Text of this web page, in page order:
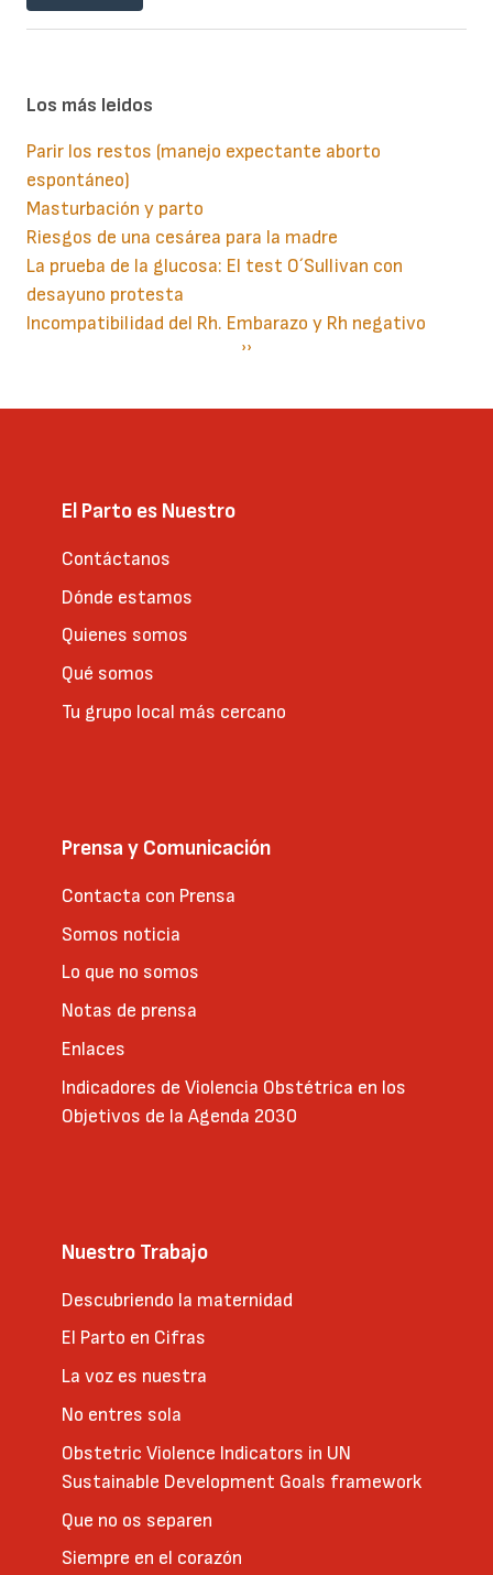
Los más leidos
Parir los restos (manejo expectante aborto
espontáneo)
Masturbación y parto
Riesgos de una cesárea para la madre
La prueba de la glucosa: El test O´Sullivan con
desayuno protesta
Incompatibilidad del Rh. Embarazo y Rh negativo
Siguiente
››
El Parto es Nuestro
Contáctanos
Dónde estamos
Quienes somos
Qué somos
Tu grupo local más cercano
Prensa y Comunicación
Contacta con Prensa
Somos noticia
Lo que no somos
Notas de prensa
Enlaces
Indicadores de Violencia Obstétrica en los
Objetivos de la Agenda 2030
Nuestro Trabajo
Descubriendo la maternidad
El Parto en Cifras
La voz es nuestra
No entres sola
Obstetric Violence Indicators in UN
Sustainable Development Goals framework
Que no os separen
Siempre en el corazón